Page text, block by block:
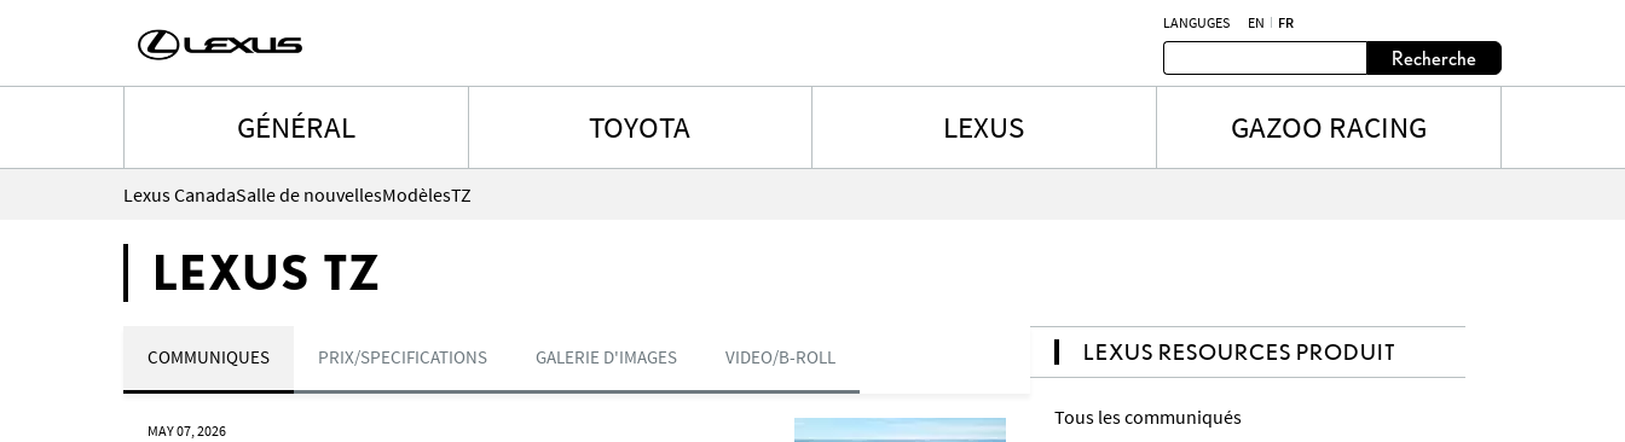
LANGUGES EN FR
Recherche
GÉNÉRAL TOYOTA LEXUS GAZOO RACING
Lexus CanadaSalle de nouvellesModèlesTZ
LEXUS TZ
COMMUNIQUES PRIX/SPECIFICATIONS GALERIE D'IMAGES VIDEO/B-ROLL
MAY 07, 2026
LEXUS RESOURCES PRODUIT
Tous les communiqués